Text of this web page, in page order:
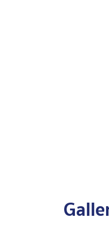
สามา
ถึงนา